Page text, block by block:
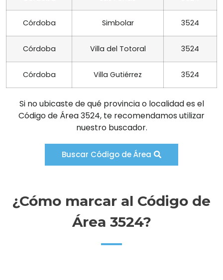
Córdoba Simbolar 3524
Córdoba Villa del Totoral 3524
Córdoba Villa Gutiérrez 3524
Si no ubicaste de qué provincia o localidad es el
Código de Área 3524, te recomendamos utilizar
nuestro buscador.
Buscar Código de Área
¿Cómo marcar al Código de
Área 3524?